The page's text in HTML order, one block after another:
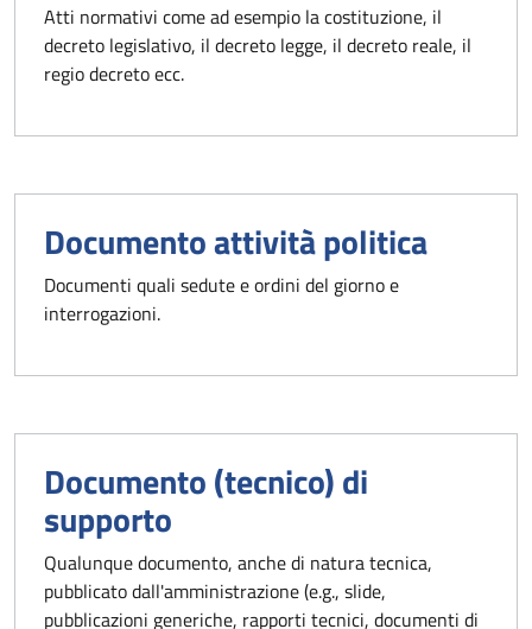
Atti normativi come ad esempio la costituzione, il
decreto legislativo, il decreto legge, il decreto reale, il
regio decreto ecc.
Documento attività politica
Documenti quali sedute e ordini del giorno e
interrogazioni.
Documento (tecnico) di
supporto
Qualunque documento, anche di natura tecnica,
pubblicato dall'amministrazione (e.g., slide,
pubblicazioni generiche, rapporti tecnici, documenti di